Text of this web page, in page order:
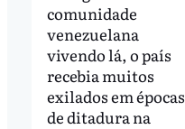
comunidade
venezuelana
vivendo lá, o país
recebia muitos
exilados em épocas
de ditadura na